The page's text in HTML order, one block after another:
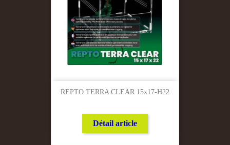
REPTO TERRA CLEAR 15x17-H22
Détail article